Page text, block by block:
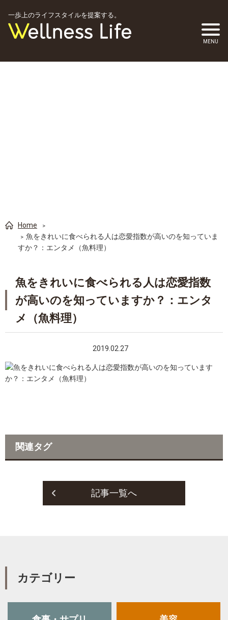
一歩上のライフスタイルを提案する。
Home
魚をきれいに食べられる人は恋愛指数が高いのを知っていま
すか？：エンタメ（魚料理）
魚をきれいに食べられる人は恋愛指数
が高いのを知っていますか？：エンタ
メ（魚料理）
2019.02.27
関連タグ
記事一覧へ
カテゴリー